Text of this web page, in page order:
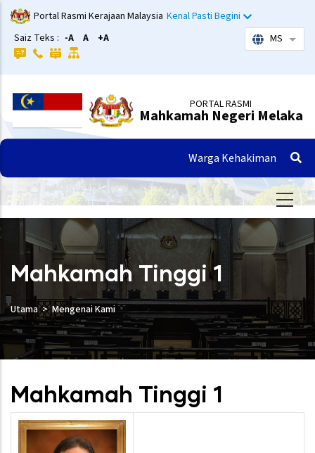
Langkau
ke
kandungan
utama
Portal Rasmi Kerajaan Malaysia Kenal Pasti Begini
Saiz Teks : -A A +A MS
PORTAL RASMI
Mahkamah Negeri Melaka
Warga Kehakiman
Mahkamah Tinggi 1
Utama Mengenai Kami
Mahkamah Tinggi 1